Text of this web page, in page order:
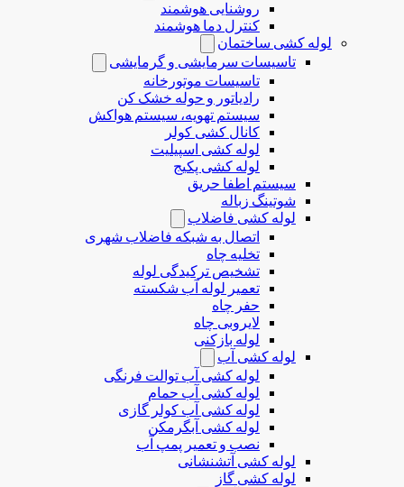
روشنایی هوشمند
کنترل دما هوشمند
لوله کشی ساختمان
تاسیسات سرمایشی و گرمایشی
تاسیسات موتورخانه
رادیاتور و حوله خشک کن
سیستم تهویه، سیستم هواکش
کانال کشی کولر
لوله کشی اسپیلیت
لوله کشی پکیج
سیستم اطفا حریق
شوتینگ زباله
لوله كشی فاضلاب
اتصال به شبکه فاضلاب شهری
تخلیه چاه
تشخیص ترکیدگی لوله
تعمیر لوله آب شکسته
حفر چاه
لایروبی چاه
لوله بازکنی
لوله کشی آب
لوله کشی آب توالت فرنگی
لوله کشی آب حمام
لوله کشی آب کولر گازی
لوله کشی آبگرمکن
نصب و تعمیر پمپ آب
لوله کشی آتشنشانی
لوله کشی گاز